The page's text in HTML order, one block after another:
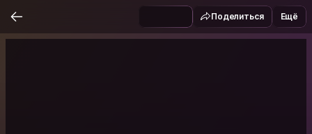
Поделиться Ещё